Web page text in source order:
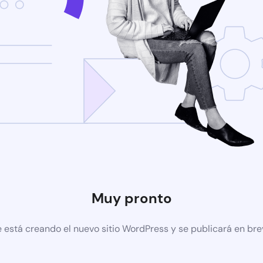
Muy pronto
está creando el nuevo sitio WordPress y se publicará en